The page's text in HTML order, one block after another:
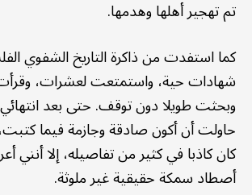
تم تهجير أهلها وهدمها.
كما استفدت من ذاكرة التاريخ الشفوي
شهادات حية، واستمتعت لعشرات، وقرأت
وبحثت طويلا دون توقف. حتى بعد انتهائي
حاولت أن أكون صادقة وجازمة فيما كتبت،
كان كاذبا في كثير من تفاصيله، إلا أنني
أصطاد سمكة حقيقية غير ملوثة.